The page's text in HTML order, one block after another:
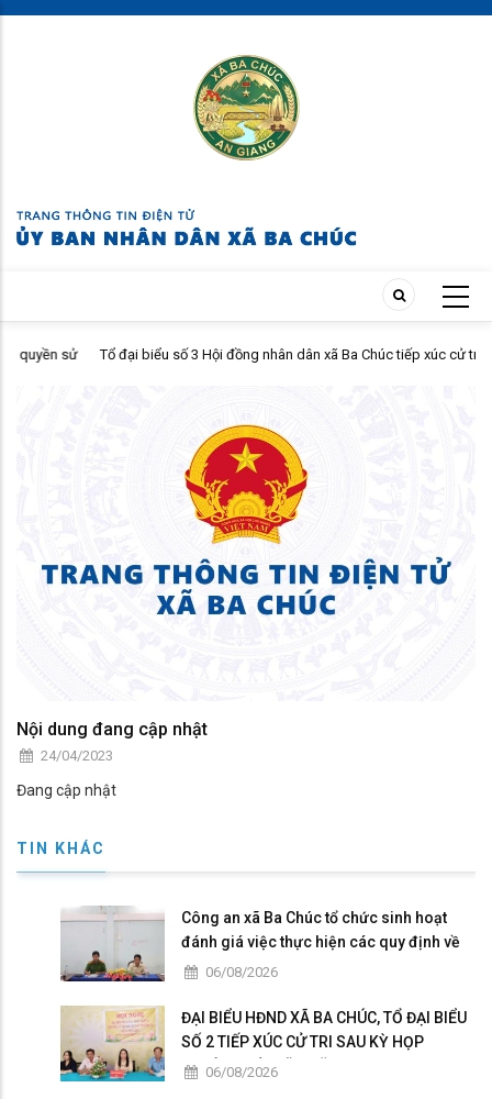
Skip
sử
Tổ đại biểu số 3 Hội đồng nhân dân xã Ba Chúc tiếp xúc cử tri sau kỳ
Nội dung đang cập nhật
24/04/2023
Đang cập nhật
TIN KHÁC
Công an xã Ba Chúc tổ chức sinh hoạt
đánh giá việc thực hiện các quy định về
dân chủ trong Công an nhân dân
06/08/2026
ĐẠI BIỂU HĐND XÃ BA CHÚC, TỔ ĐẠI BIỂU
SỐ 2 TIẾP XÚC CỬ TRI SAU KỲ HỌP
THƯỜNG LỆ GIỮA NĂM 2026
06/08/2026